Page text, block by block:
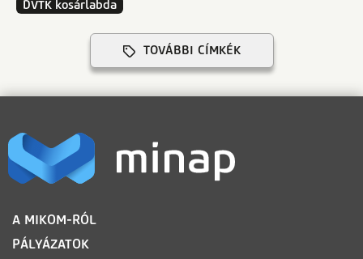
DVTK kosárlabda
TOVÁBBI CÍMKÉK
LÁBLÉC
A MIKOM-RÓL
PÁLYÁZATOK